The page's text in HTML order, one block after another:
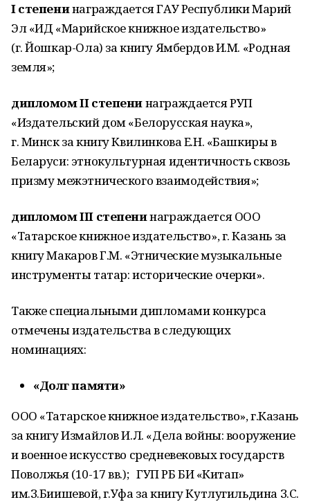
I степенинаграждается ГАУ Республики Марий
Эл «ИД «Марийское книжное издательство»
(г. Йошкар-Ола) за книгу Ямбердов И.М. «Родная
земля»;
дипломом II степенинаграждается РУП
«Издательский дом «Белорусская наука»,
г. Минск за книгу Квилинкова Е.Н. «Башкиры в
Беларуси: этнокультурная идентичность сквозь
призму межэтнического взаимодействия»;
дипломом III степенинаграждается ООО
«Татарское книжное издательство», г. Казань за
книгу Макаров Г.М. «Этнические музыкальные
инструменты татар: исторические очерки».
Также специальными дипломами конкурса
отмечены издательства в следующих
номинациях:
«Долг памяти»
ООО «Татарское книжное издательство», г.Казань
за книгу Измайлов И.Л. «Дела войны: вооружение
и военное искусство средневековых государств
Поволжья (10-17 вв.); ГУП РБ БИ «Китап»
им.З.Биишевой, г.Уфа за книгу Кутлугильдина З.С.